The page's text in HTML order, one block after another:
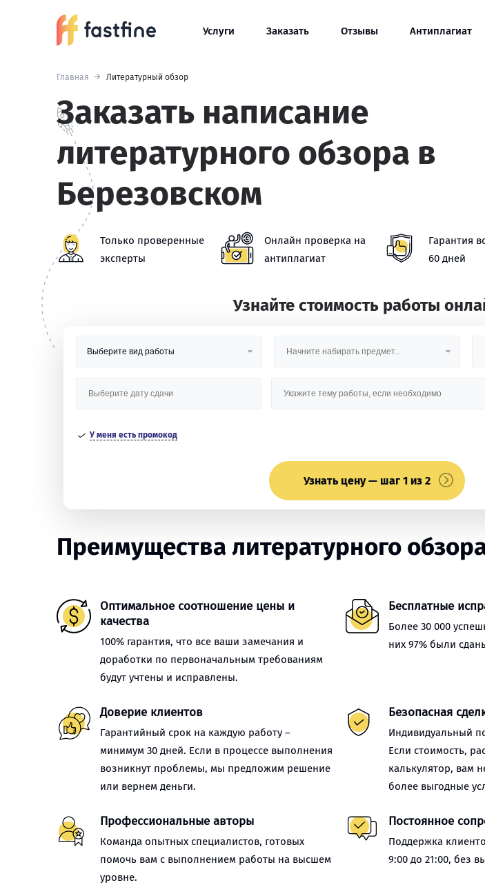
Услуги Заказать Отзывы Антиплагиат
Главная Литературный обзор
Заказать написание
литературного обзора в
Березовском
Только проверенные
эксперты
Онлайн проверка на
антиплагиат
Гарантия
60 дней
Узнайте стоимость работы
У меня есть промокод
Узнать цену — шаг 1 из 2
Преимущества литературного
Оптимальное соотношение цены и
качества
100% гарантия, что все ваши замечания и
доработки по первоначальным требованиям
будут учтены и исправлены.
Бесплатные
Более 30 000
них 97% были
Доверие клиентов
Гарантийный срок на каждую работу –
минимум 30 дней. Если в процессе выполнения
возникнут проблемы, мы предложим решение
или вернем деньги.
Безопасная
Индивидуальный
Если стоимость,
калькулятор, вам
более выгодные
Профессиональные авторы
Команда опытных специалистов, готовых
помочь вам с выполнением работы на высшем
уровне.
Постоянное
Поддержка
9:00 до 21:00, без